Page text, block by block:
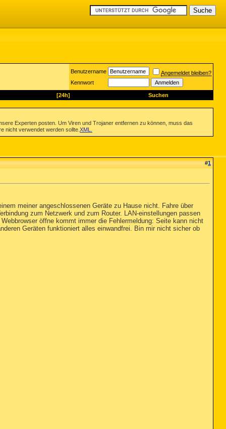
Benutzername
Angemeldet bleiben?
Kennwort
[24h] Suchen
Experten posten. Um Viren und Trojaner entfernen zu können, muss das
nicht verwendet werden sollte. XML
#1
meiner angeschlossenen Geräte zu Hause nicht. Fahre über
zum Netzwerk und zum Router. LAN-einstellungen passen
öffne kommt immer die Fehlermeldung: Seite kann nicht
Geräten funktioniert alles einwandfrei. Bin mir nicht sicher ob